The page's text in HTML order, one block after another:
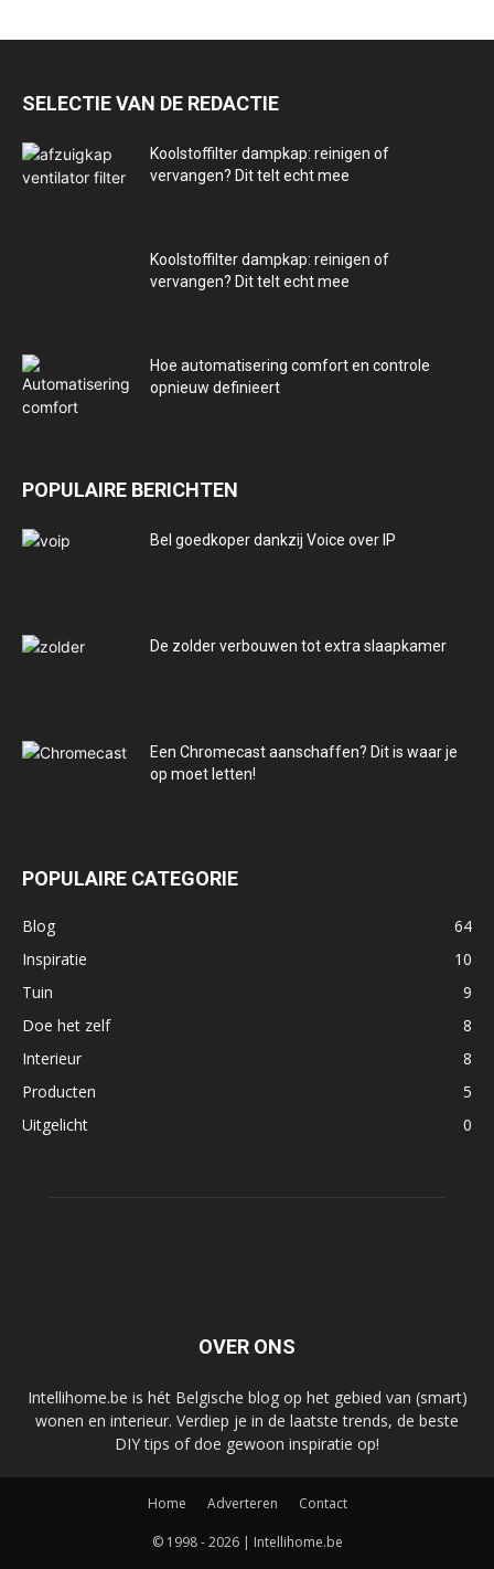
SELECTIE VAN DE REDACTIE
Koolstoffilter dampkap: reinigen of
vervangen? Dit telt echt mee
Koolstoffilter dampkap: reinigen of
vervangen? Dit telt echt mee
Hoe automatisering comfort en controle
opnieuw definieert
POPULAIRE BERICHTEN
Bel goedkoper dankzij Voice over IP
De zolder verbouwen tot extra slaapkamer
Een Chromecast aanschaffen? Dit is waar je
op moet letten!
POPULAIRE CATEGORIE
Blog
64
Inspiratie
10
Tuin
9
Doe het zelf
8
Interieur
8
Producten
5
Uitgelicht
0
OVER ONS
Intellihome.be is hét Belgische blog op het gebied van (smart)
wonen en interieur. Verdiep je in de laatste trends, de beste
DIY tips of doe gewoon inspiratie op!
Home Adverteren Contact
© 1998 - 2026 | Intellihome.be